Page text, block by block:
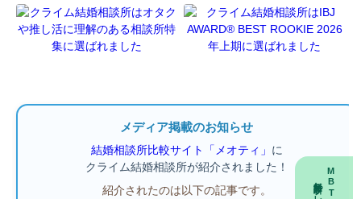
メディア掲載のお知らせ
結婚相談所比較サイト「メオティ」 に
クライム結婚相談所が紹介されました！
紹介されたのは以下の記事です。